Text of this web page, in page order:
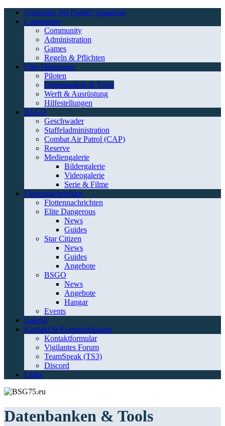
Vigilantes 3rd Fighter Squadron
Community
Community
Administration
Games
Regeln & Pflichten
Elite Dangerous
Piloten
Datenbanken & Tools
Werft & Ausrüstung
Hilfestellungen
BSGO
Geschwader
Staffeladministration
Combat Air Patrol (CAP)
Reserve
Mediengalerie
Bildergalerie
Videogalerie
Serie & Filme
Flottennachrichten
Flottennachrichten
Elite Dangerous
News
Guides
Star Citizen
News
Guides
Angebote
BSGO
News
Angebote
Hangar
Events
Galerie
Kontakt & Kommunikation
Kontaktformular
Vigilantes Forum
TeamSpeak (TS3)
Discord
Links
Datenbanken & Tools